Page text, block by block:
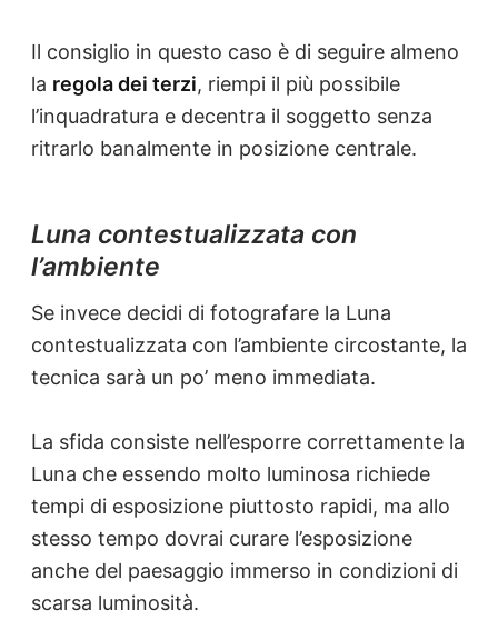
Il consiglio in questo caso è di seguire almeno
la regola dei terzi, riempi il più possibile
l’inquadratura e decentra il soggetto senza
ritrarlo banalmente in posizione centrale.
Luna contestualizzata con
l’ambiente
Se invece decidi di fotografare la Luna
contestualizzata con l’ambiente circostante, la
tecnica sarà un po’ meno immediata.
La sfida consiste nell’esporre correttamente la
Luna che essendo molto luminosa richiede
tempi di esposizione piuttosto rapidi, ma allo
stesso tempo dovrai curare l’esposizione
anche del paesaggio immerso in condizioni di
scarsa luminosità.